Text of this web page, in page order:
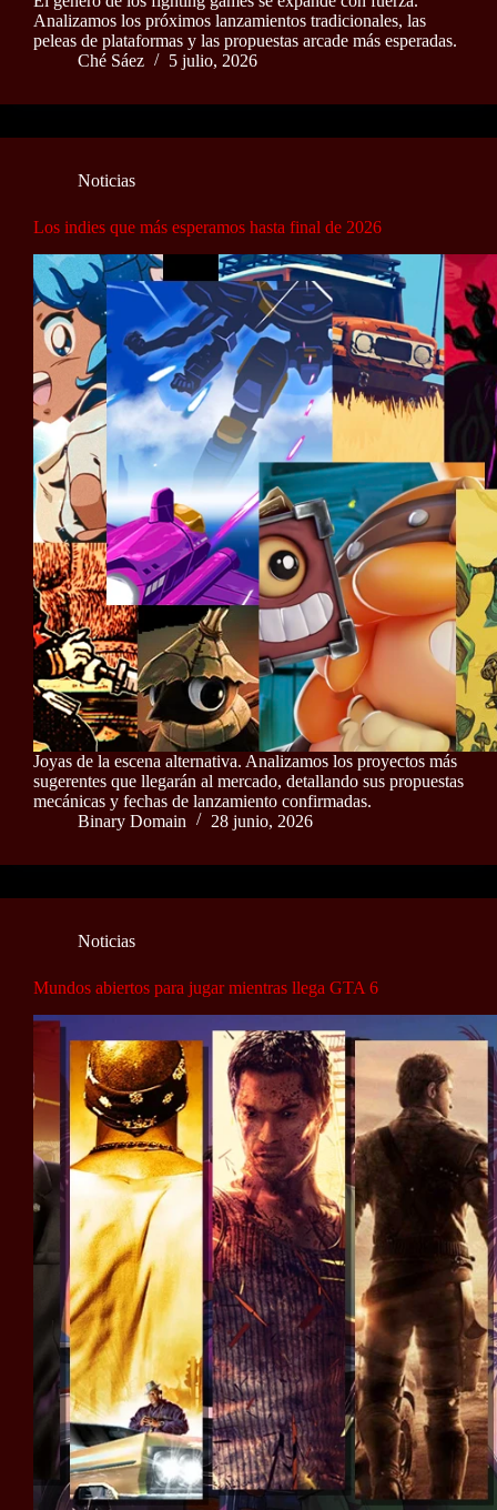
Analizamos los próximos lanzamientos tradicionales, las
peleas de plataformas y las propuestas arcade más esperadas.
Ché Sáez
5 julio, 2026
Noticias
Los indies que más esperamos hasta final de 2026
Joyas de la escena alternativa. Analizamos los proyectos más
sugerentes que llegarán al mercado, detallando sus propuestas
mecánicas y fechas de lanzamiento confirmadas.
Binary Domain
28 junio, 2026
Noticias
Mundos abiertos para jugar mientras llega GTA 6